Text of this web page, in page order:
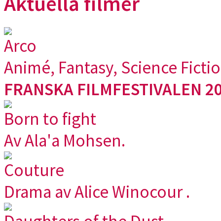
Arco
Animé, Fantasy, Science
FRANSKA FILMFESTIVALEN
Born to fight
Av Ala'a Mohsen.
Couture
Drama av Alice Winocour .